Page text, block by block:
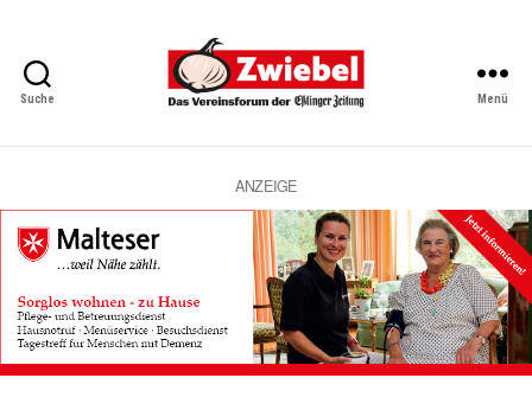
Suche
Vereinsforum
Eßlinger
Zeitung
Menü
ANZEIGE